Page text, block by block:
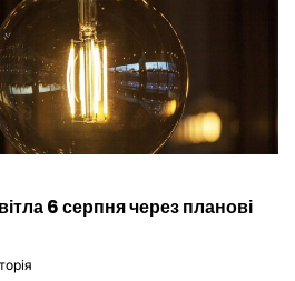
6 серпня через планові